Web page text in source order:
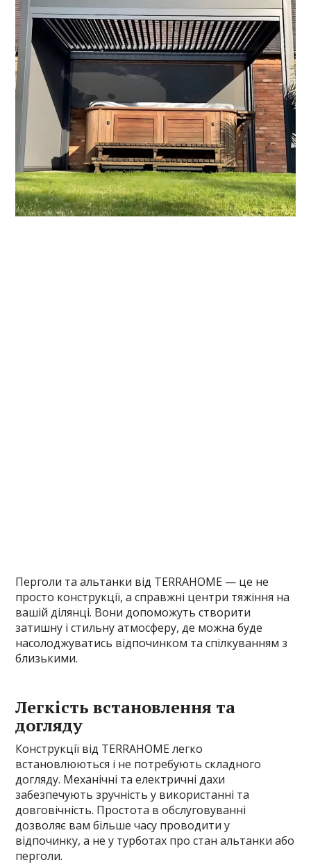
Перголи та альтанки від TERRAHOME — це не
просто конструкції, а справжні центри тяжіння на
вашій ділянці. Вони допоможуть створити
затишну і стильну атмосферу, де можна буде
насолоджуватись відпочинком та спілкуванням з
близькими.
Легкість встановлення та
догляду
Конструкції від TERRAHOME легко
встановлюються і не потребують складного
догляду. Механічні та електричні дахи
забезпечують зручність у використанні та
довговічність. Простота в обслуговуванні
дозволяє вам більше часу проводити у
відпочинку, а не у турботах про стан альтанки або
перголи.